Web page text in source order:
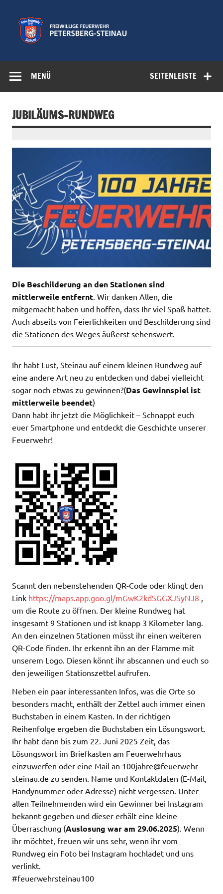
springen
Feuerwehr
Petersberg-
SEITENLEISTE
MENÜ
JUBILÄUMS-RUNDWEG
Die Beschilderung an den Stationen sind
mittlerweile entfernt . Wir danken Allen, die
mitgemacht haben und hoffen, dass Ihr viel Spaß hattet.
Auch abseits von Feierlichkeiten und Beschilderung sind
die Stationen des Weges äußerst sehenswert.
Ihr habt Lust, Steinau auf einem kleinen Rundweg auf
eine andere Art neu zu entdecken und dabei vielleicht
sogar noch etwas zu gewinnen?(Das Gewinnspiel ist
mittlerweile beendet)
Dann habt ihr jetzt die Möglichkeit – Schnappt euch
euer Smartphone und entdeckt die Geschichte unserer
Feuerwehr!
Scannt den nebenstehenden QR-Code oder klingt den
Link https://maps.app.goo.gl/mGwK2kdSGGXJSyNJ8
um die Route zu öffnen. Der kleine Rundweg hat
insgesamt 9 Stationen und ist knapp 3 Kilometer lang.
An den einzelnen Stationen müsst ihr einen weiteren
QR-Code finden. Ihr erkennt ihn an der Flamme mit
unserem Logo. Diesen könnt ihr abscannen und euch so
den jeweiligen Stationszettel aufrufen.
Neben ein paar interessanten Infos, was die Orte so
besonders macht, enthält der Zettel auch immer einen
Buchstaben in einem Kasten. In der richtigen
Reihenfolge ergeben die Buchstaben ein Lösungswort.
Ihr habt dann bis zum 22. Juni 2025 Zeit, das
Lösungswort im Briefkasten am Feuerwehrhaus
einzuwerfen oder eine Mail an 100jahre@feuerwehr-
steinau.de zu senden. Name und Kontaktdaten (E-Mail,
Handynummer oder Adresse) nicht vergessen. Unter
allen Teilnehmenden wird ein Gewinner bei Instagram
bekannt gegeben und dieser erhält eine kleine
Überraschung (Auslosung war am 29.06.2025). Wenn
ihr möchtet, freuen wir uns sehr, wenn ihr vom
Rundweg ein Foto bei Instagram hochladet und uns
verlinkt.
#feuerwehrsteinau100